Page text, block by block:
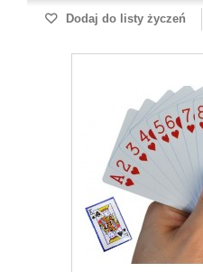
Dodaj do listy życzeń